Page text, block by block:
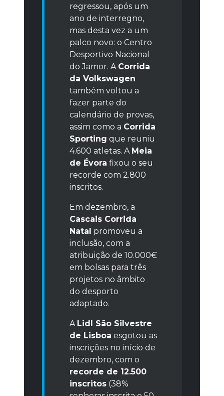
regressou, após um
ano de interregno,
mas desta vez a um
palco novo: o Centro
Desportivo Nacional
do Jamor. A Corrida
da Volkswagen
também voltou a
fazer parte do
calendário de provas,
assim como a Corrida
Sporting que reuniu
4.600 atletas. A Meia
de Évora fixou o seu
recorde com 2.800
inscritos.
Em dezembro, a
Cascais Corrida
Natal promoveu a
inclusão, com a
atribuição de 10.000€
em bolsas para três
projetos no âmbito
do desporto
adaptado.
A Lidl São Silvestre
de Lisboa esgotou as
inscrições no início de
dezembro, com o
recorde de 12.500
inscritos(38%